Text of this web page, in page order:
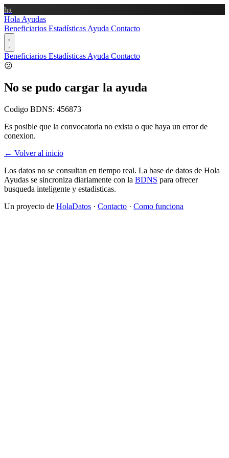
ha
Hola Ayudas
Beneficiarios Estadísticas Ayuda Contacto
Beneficiarios Estadísticas Ayuda Contacto
😕
No se pudo cargar la ayuda
Codigo BDNS: 456873
Es posible que la convocatoria no exista o que haya un error de
conexion.
← Volver al inicio
Los datos no se consultan en tiempo real. La base de datos de Hola
Ayudas se sincroniza diariamente con la BDNS para ofrecer
busqueda inteligente y estadisticas.
Un proyecto de HolaDatos · Contacto · Como funciona